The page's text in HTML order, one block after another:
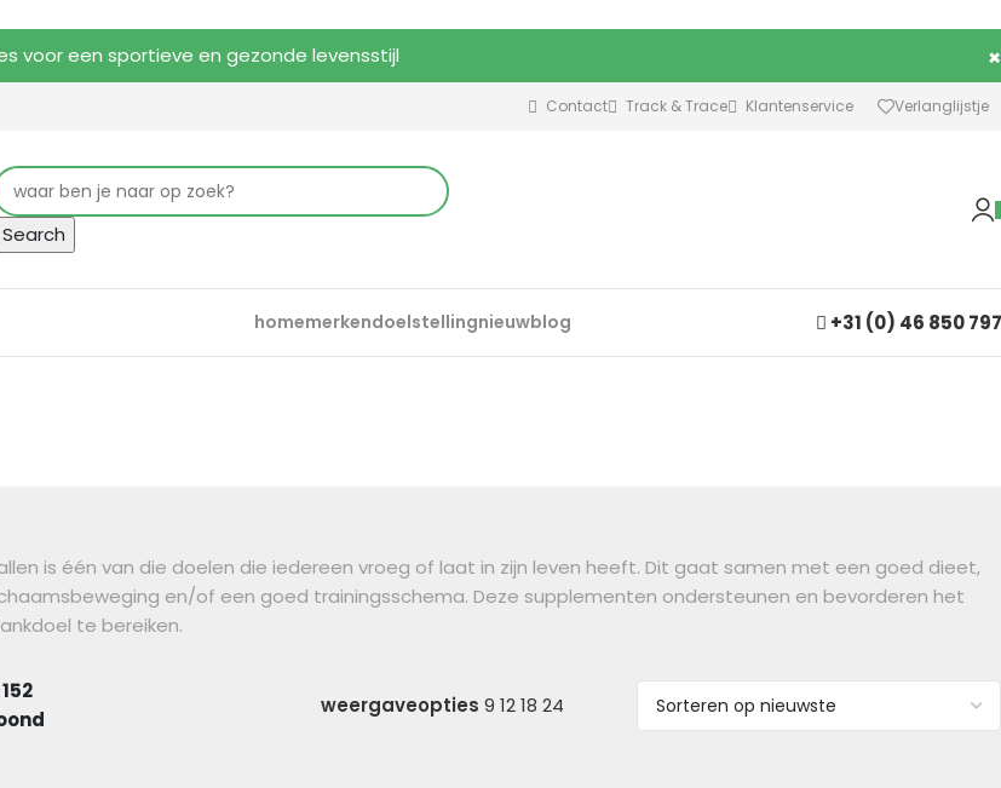
voor een sportieve en gezonde levensstijl
×
Contact Track & Trace Klantenservice Verlanglijstje
Search
homemerkendoelstellingnieuwblog +31 (0) 46 850
is één van die doelen die iedereen vroeg of laat in zijn leven heeft. Dit gaat samen met een goed dieet,
en/of een goed trainingsschema. Deze supplementen ondersteunen en bevorderen het
te bereiken.
weergaveopties 9 1218 24